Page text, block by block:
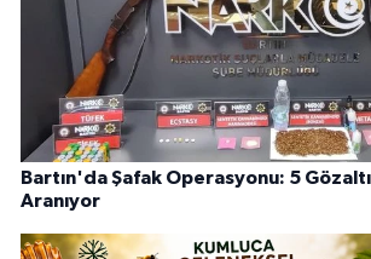
Bartın'da Şafak Operasyonu: 5
Aranıyor